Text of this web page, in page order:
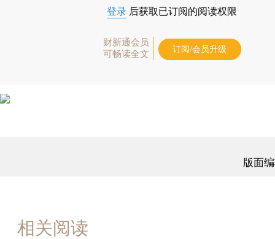
登录 后获取已订阅的阅读权限
财新通会员
可畅读全文
订阅/会员升级
版面
相关阅读